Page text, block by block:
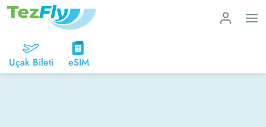
Uçak Bileti eSIM